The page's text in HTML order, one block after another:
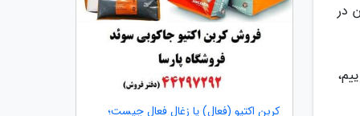
در
کربن اکتیو (فعال) یا زغال فعال چیست؛